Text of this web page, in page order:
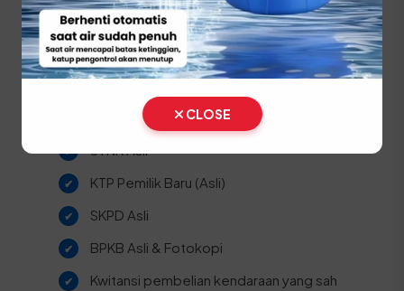
Jika Anda baru saja membeli kendaraan bekas di
wilayah Gayo Lues, sangat disarankan untuk
segera melakukan balik nama agar kepemilikan
pengurusan pajak di masa depan.
STNK Asli
KTP Pemilik Baru (Asli)
SKPD Asli
BPKB Asli & Fotokopi
Kwitansi pembelian kendaraan yang sah
CLOSE